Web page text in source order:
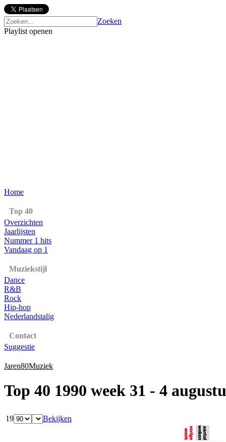
Zoeken
Playlist openen
Home
Top 40
Overzichten
Jaarlijsten
Nummer 1 hits
Vandaag op 1
Muziekstijl
Dance
R&B
Rock
Hip-hop
Nederlandstalig
Contact
Suggestie
Jaren80Muziek
Top 40 1990 week 31 - 4
19 Bekijken